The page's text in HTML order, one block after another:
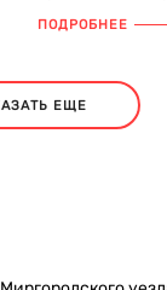
школьной
ПОДРОБНЕЕ
ЕЩЕ